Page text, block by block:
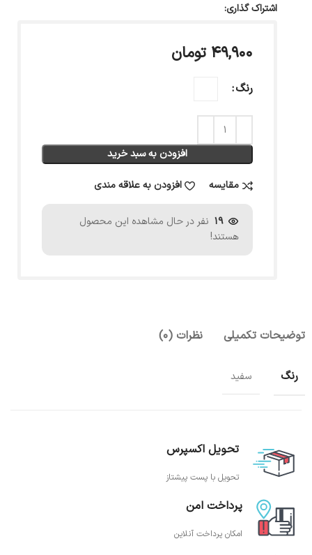
اشتراک گذاری:
۴۹,۹۰۰ تومان
رنگ
افزودن به سبد خرید
مقایسه افزودن به علاقه مندی
19 نفر در حال مشاهده این محصول
هستند!
توضیحات تکمیلی نظرات (0)
رنگ سفید
تحویل اکسپرس
تحویل با پست پیشتاز
پرداخت امن
امکان پرداخت آنلاین